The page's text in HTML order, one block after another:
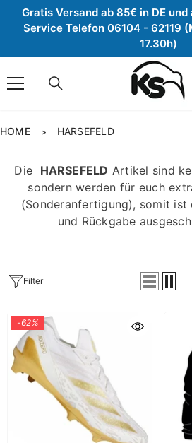
Zum Inhalt springen
Gratis Versand ab 85€ in DE
Service Telefon 06104 - 62119
17.30h)
HOME > HARSEFELD
Die HARSEFELD Artikel sind
sondern werden für euch
(Sonderanfertigung), somit ist
und Rückgabe
Filter
-62%